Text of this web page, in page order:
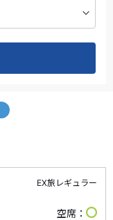
EX旅レギュラー
空席